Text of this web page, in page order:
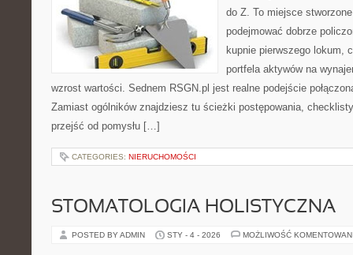
do Z. To miejsce
podejmować dobrze
kupnie pierwszego lokum,
portfela aktywów na
wzrost wartości. Sednem RSGN.pl jest realne podejście
Zamiast ogólników znajdziesz tu ścieżki postępowania,
przejść od pomysłu […]
CATEGORIES: NIERUCHOMOŚCI
STOMATOLOGIA HOLISTYCZNA
POSTED BY ADMIN STY - 4 - 2026 MOŻLIWOŚĆ